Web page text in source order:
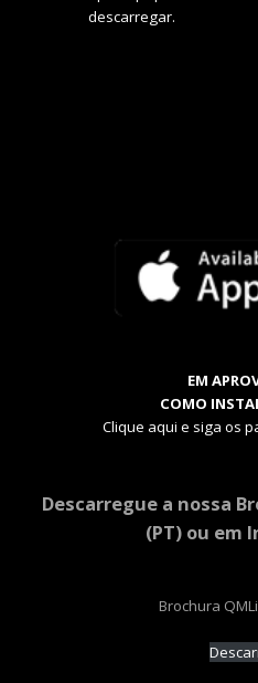
descarregar.
EM
COMO
Clique aqui e siga os
Descarregue a nossa
(PT) ou em
Brochura